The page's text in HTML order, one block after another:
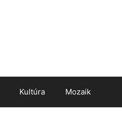
Kultúra Mozaik